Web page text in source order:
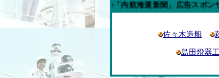
今週の「内航海運新聞」広告スポンサー企業
佐々木造船
島田燈器